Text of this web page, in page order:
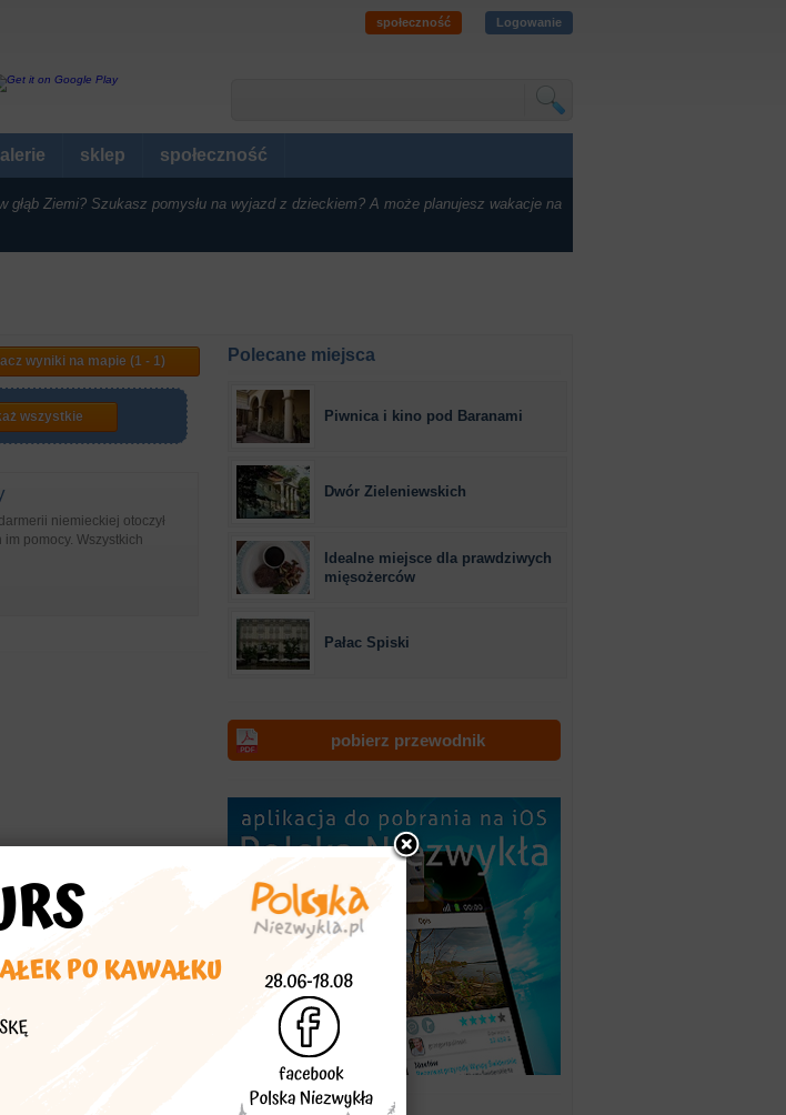
społeczność Logowanie
sklep społeczność
głąb Ziemi? Szukasz pomysłu na wyjazd z dzieckiem? A może planujesz wakacje na
wyniki na mapie (1 - 1)
wszystkie
niemieckiej otoczył
pomocy. Wszystkich
Polecane miejsca
Piwnica i kino pod Baranami
Dwór Zieleniewskich
Idealne miejsce dla prawdziwych
mięsożerców
Pałac Spiski